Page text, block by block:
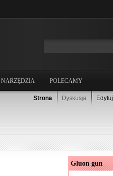
NARZĘDZIA POLECAMY
Strona Dyskusja Edytuj
Gluon gun